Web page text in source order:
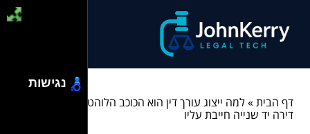
דף הבית»למה ייצוג עורך דין הוא הכוכב הלוהט שכל עסקת מכר
דירה יד שנייה חייבת עליו
נגישות